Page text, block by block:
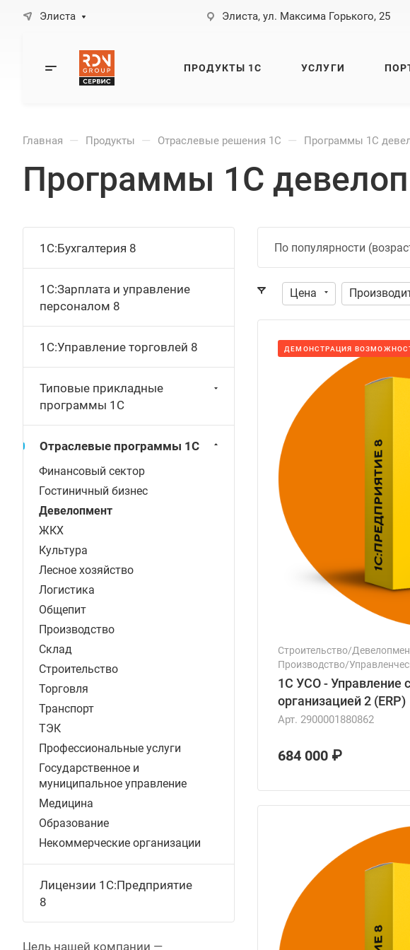
Элиста Элиста, ул. Максима Горького, 25
ПРОДУКТЫ 1С УСЛУГИ
Главная — Продукты — Отраслевые решения 1С — Программы 1С
Программы 1С
По популярности
Цена
ДЕМОНСТРАЦИЯ
Строительство/
Производство/
1С УСО - Управление
организацией 2 (ERP)
Арт. 2900001880862
684 000 ₽
1С:Бухгалтерия 8
1С:Зарплата и управление
персоналом 8
1С:Управление торговлей 8
Типовые прикладные
программы 1С
Отраслевые программы 1С
Финансовый сектор
Гостиничный бизнес
Девелопмент
ЖКХ
Культура
Лесное хозяйство
Логистика
Общепит
Производство
Склад
Строительство
Торговля
Транспорт
ТЭК
Профессиональные услуги
Государственное и
муниципальное управление
Медицина
Образование
Некоммерческие организации
Лицензии 1С:Предприятие
8
Цель нашей компании —